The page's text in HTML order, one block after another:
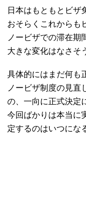
日本はもともとビザ
おそらくこれからも
ノービザでの滞在期
大きな変化はなさそ
具体的にはまだ何も
ノービザ制度の見直
の、一向に正式決定
今回ばかりは本当に
定するのはいつにな